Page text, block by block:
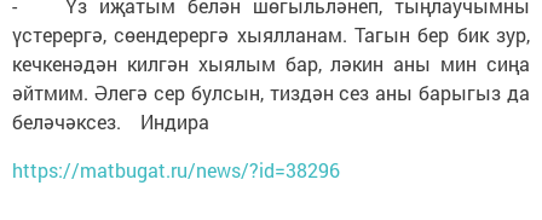
- Үз иҗатым белән шөгыльләнеп, тыңлаучымны
үстерергә, сөендерергә хыялланам. Тагын бер бик зур,
кечкенәдән килгән хыялым бар, ләкин аны мин сиңа
әйтмим. Әлегә сер булсын, тиздән сез аны барыгыз да
беләчәксез. Индира
https://matbugat.ru/news/?id=38296